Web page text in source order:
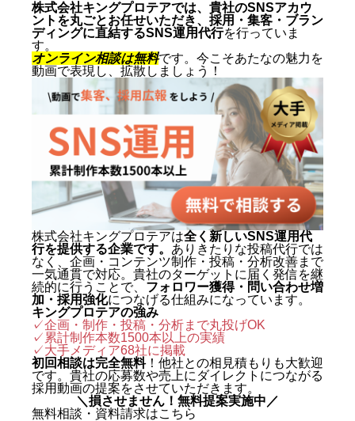
動画制作事例
ブログ
動画制作事例 会社概要 お問い合わせ
株式会社キングプロテアでは、貴社のSNSアカウ
ントを丸ごとお任せいただき、採用・集客・ブラン
ディングに直結するSNS運用代行を行っていま
す。
オンライン相談は無料です。今こそあたなの魅力を
動画で表現し、拡散しましょう！
株式会社キングプロテアは全く新しいSNS運用代
行を提供する企業です。 ありきたりな投稿代行では
なく、企画・コンテンツ制作・投稿・分析改善まで
一気通貫で対応。貴社のターゲットに届く発信を継
続的に行うことで、 フォロワー獲得・問い合わせ増
加・採用強化につなげる仕組みになっています。
キングプロテアの強み
✓企画・制作・投稿・分析まで丸投げOK
✓累計制作本数1500本以上の実績
✓大手メディア68社に掲載
初回相談は完全無料！他社との相見積もりも大歓迎
です。貴社の応募数や売上にダイレクトにつながる
採用動画の提案をさせていただきます。
＼損させません！無料提案実施中／
無料相談・資料請求はこちら